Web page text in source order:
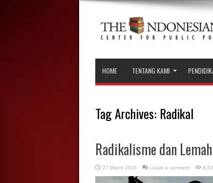
HOME TENTANG KAMI
Tag Archives: Radikal
Radikalisme dan
27 March 2015 Leave a comment